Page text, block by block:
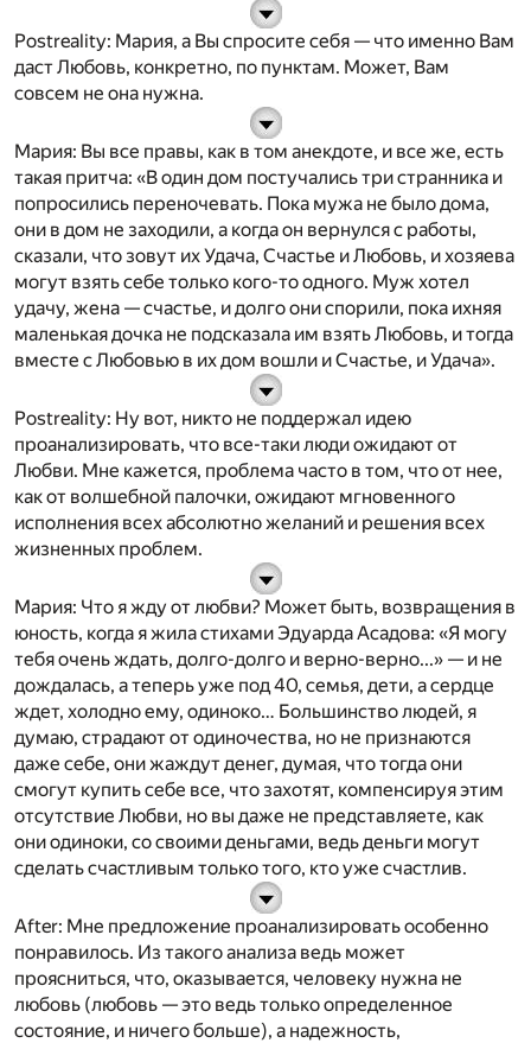
Postreality: Мария, а Вы спросите себя — что именно Вам
даст Любовь, конкретно, по пунктам. Может, Вам
совсем не она нужна.
Мария: Вы все правы, как в том анекдоте, и все же, есть
такая притча: «В один дом постучались три странника и
попросились переночевать. Пока мужа не было дома,
они в дом не заходили, а когда он вернулся с работы,
сказали, что зовут их Удача, Счастье и Любовь, и хозяева
могут взять себе только кого-то одного. Муж хотел
удачу, жена — счастье, и долго они спорили, пока ихняя
маленькая дочка не подсказала им взять Любовь, и тогда
вместе с Любовью в их дом вошли и Счастье, и Удача».
Postreality: Ну вот, никто не поддержал идею
проанализировать, что все-таки люди ожидают от
Любви. Мне кажется, проблема часто в том, что от нее,
как от волшебной палочки, ожидают мгновенного
исполнения всех абсолютно желаний и решения всех
жизненных проблем.
Мария: Что я жду от любви? Может быть, возвращения в
юность, когда я жила стихами Эдуарда Асадова: «Я могу
тебя очень ждать, долго-долго и верно-верно...» — и не
дождалась, а теперь уже под 40, семья, дети, а сердце
ждет, холодно ему, одиноко… Большинство людей, я
думаю, страдают от одиночества, но не признаются
даже себе, они жаждут денег, думая, что тогда они
смогут купить себе все, что захотят, компенсируя этим
отсутствие Любви, но вы даже не представляете, как
они одиноки, со своими деньгами, ведь деньги могут
сделать счастливым только того, кто уже счастлив.
After: Мне предложение проанализировать особенно
понравилось. Из такого анализа ведь может
проясниться, что, оказывается, человеку нужна не
любовь (любовь — это ведь только определенное
состояние, и ничего больше), а надежность,